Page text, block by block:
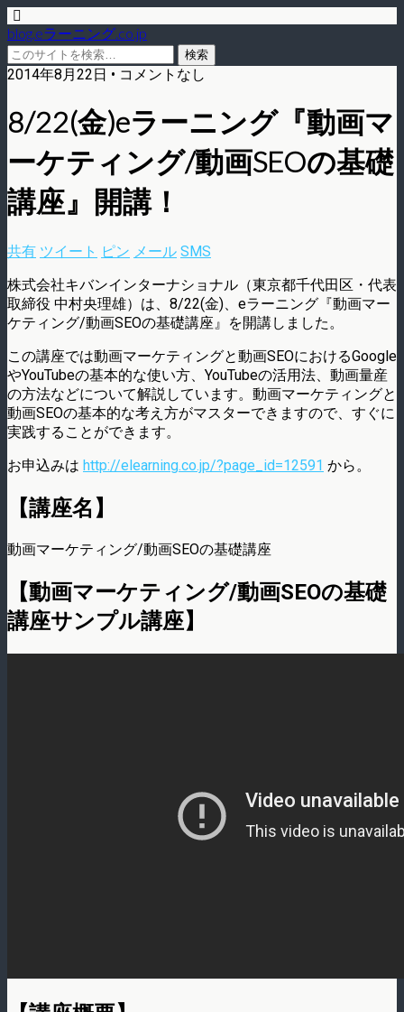
blog.eラーニング.co.jp
2014年8月22日 • コメントなし
8/22(金)eラーニング『動画マ
ーケティング/動画SEOの基礎
講座』開講！
共有 ツイート ピン メール SMS
株式会社キバンインターナショナル（東京都千代田区・代表
取締役 中村央理雄）は、8/22(金)、eラーニング『動画マー
ケティング/動画SEOの基礎講座』を開講しました。
この講座では動画マーケティングと動画SEOにおけるGoogle
やYouTubeの基本的な使い方、YouTubeの活用法、動画量産
の方法などについて解説しています。動画マーケティングと
動画SEOの基本的な考え方がマスターできますので、すぐに
実践することができます。
お申込みは http://elearning.co.jp/?page_id=12591 から。
【講座名】
動画マーケティング/動画SEOの基礎講座
【動画マーケティング/動画SEOの基礎
講座サンプル講座】